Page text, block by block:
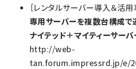
［レンタルサーバー導入＆活用
専用サーバーを複数台構成で
ナイテッド＋マイティーサー
http://web-
tan.forum.impressrd.jp/e/